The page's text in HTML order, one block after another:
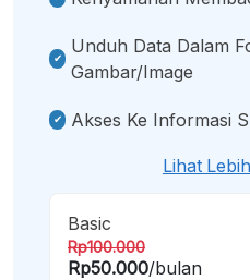
Unduh Data Dalam
Gambar/image
Akses Ke Informasi
Lihat
Basic
Rp100.000
Rp50.000/bulan